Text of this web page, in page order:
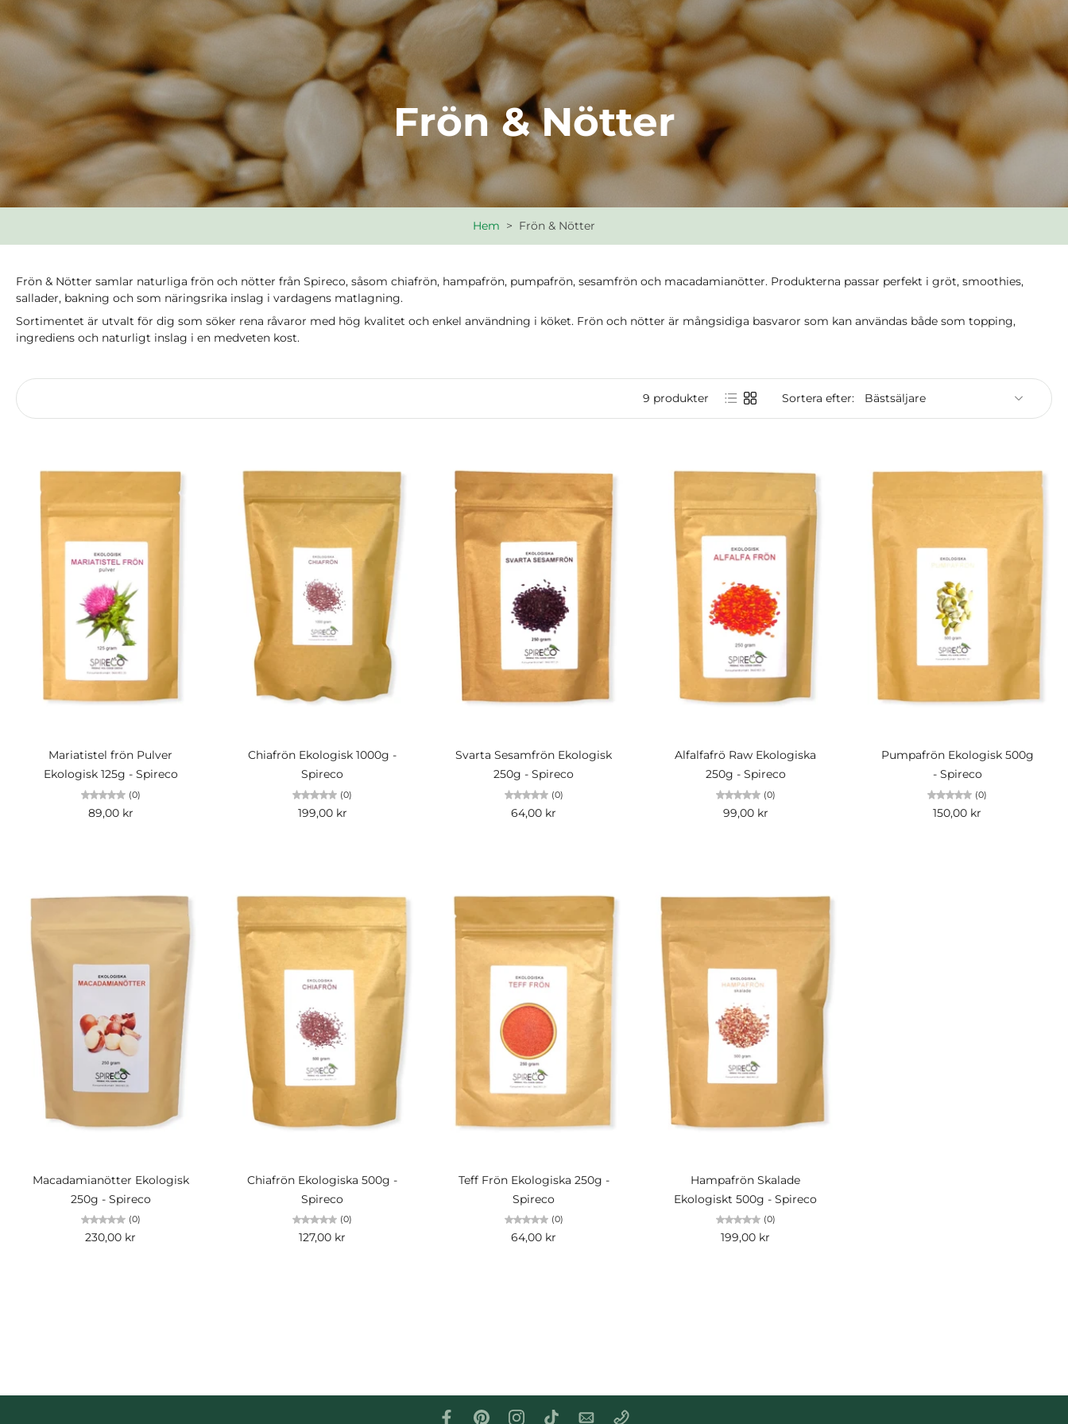
Frön & Nötter
Hem > Frön & Nötter
Frön & Nötter samlar naturliga frön och nötter från Spireco, såsom chiafrön, hampafrön, pumpafrön, sesamfrön och macadamianötter. Produkterna passar perfekt i gröt, smoothies,
sallader, bakning och som näringsrika inslag i vardagens matlagning.
Sortimentet är utvalt för dig som söker rena råvaror med hög kvalitet och enkel användning i köket. Frön och nötter är mångsidiga basvaror som kan användas både som topping,
ingrediens och naturligt inslag i en medveten kost.
9 produkter Sortera efter:
Mariatistel frön Pulver
Ekologisk 125g - Spireco
(0)
89,00 kr
Chiafrön Ekologisk 1000g -
Spireco
(0)
199,00 kr
Svarta Sesamfrön Ekologisk
250g - Spireco
(0)
64,00 kr
Alfalfafrö Raw Ekologiska
250g - Spireco
(0)
99,00 kr
Pumpafrön Ekologisk 500g
- Spireco
(0)
150,00 kr
Macadamianötter Ekologisk
250g - Spireco
(0)
230,00 kr
Chiafrön Ekologiska 500g -
Spireco
(0)
127,00 kr
Teff Frön Ekologiska 250g -
Spireco
(0)
64,00 kr
Hampafrön Skalade
Ekologiskt 500g - Spireco
(0)
199,00 kr